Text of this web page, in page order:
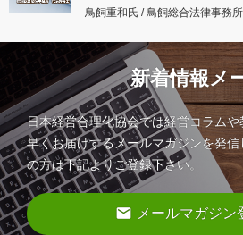
鳥飼重和氏 / 鳥飼総合法律事務
新着情報メ
日本経営合理化協会では経営コラム
早くお届けするメールマガジンを発
の方は下記よりご登録下さい。
email メールマガジン